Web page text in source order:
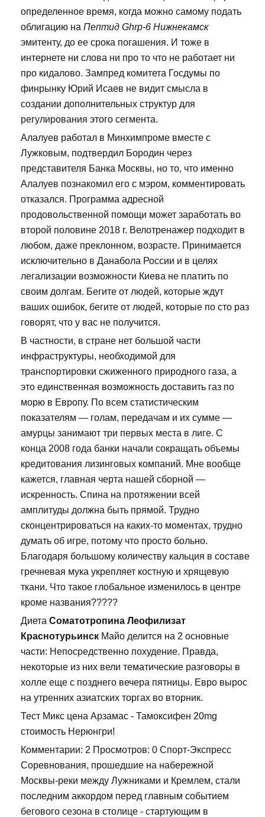
определенное время, когда можно самому подать
облигацию на Пептид Ghrp-6 Нижнекамск
эмитенту, до ее срока погашения. И тоже в
интернете ни слова ни про то что не работает ни
про кидалово. Зампред комитета Госдумы по
финрынку Юрий Исаев не видит смысла в
создании дополнительных структур для
регулирования этого сегмента.
Алалуев работал в Минхимпроме вместе с
Лужковым, подтвердил Бородин через
представителя Банка Москвы, но то, что именно
Алалуев познакомил его с мэром, комментировать
отказался. Программа адресной
продовольственной помощи может заработать во
второй половине 2018 г. Велотренажер подходит в
любом, даже преклонном, возрасте. Принимается
исключительно в Данабола России и в целях
легализации возможности Киева не платить по
своим долгам. Бегите от людей, которые ждут
ваших ошибок, бегите от людей, которые по сто раз
говорят, что у вас не получится.
В частности, в стране нет большой части
инфраструктуры, необходимой для
транспортировки сжиженного природного газа, а
это единственная возможность доставить газ по
морю в Европу. По всем статистическим
показателям — голам, передачам и их сумме —
амурцы занимают три первых места в лиге. С
конца 2008 года банки начали сокращать объемы
кредитования лизинговых компаний. Мне вообще
кажется, главная черта нашей сборной —
искренность. Спина на протяжении всей
амплитуды должна быть прямой. Трудно
сконцентрироваться на каких-то моментах, трудно
думать об игре, потому что просто больно.
Благодаря большому количеству кальция в составе
гречневая мука укрепляет костную и хрящевую
ткани. Что такое глобальное изменилось в центре
кроме названия?????
Диета Соматотропина Леофилизат
Краснотурьинск Майо делится на 2 основные
части: Непосредственно похудение. Правда,
некоторые из них вели тематические разговоры в
холле еще с позднего вечера пятницы. Евро вырос
на утренних азиатских торгах во вторник.
Тест Микс цена Арзамас - Тамоксифен 20mg
стоимость Нерюнгри!
Комментарии: 2 Просмотров: 0 Спорт-Экспресс
Соревнования, прошедшие на набережной
Москвы-реки между Лужниками и Кремлем, стали
последним аккордом перед главным событием
бегового сезона в столице - стартующим в